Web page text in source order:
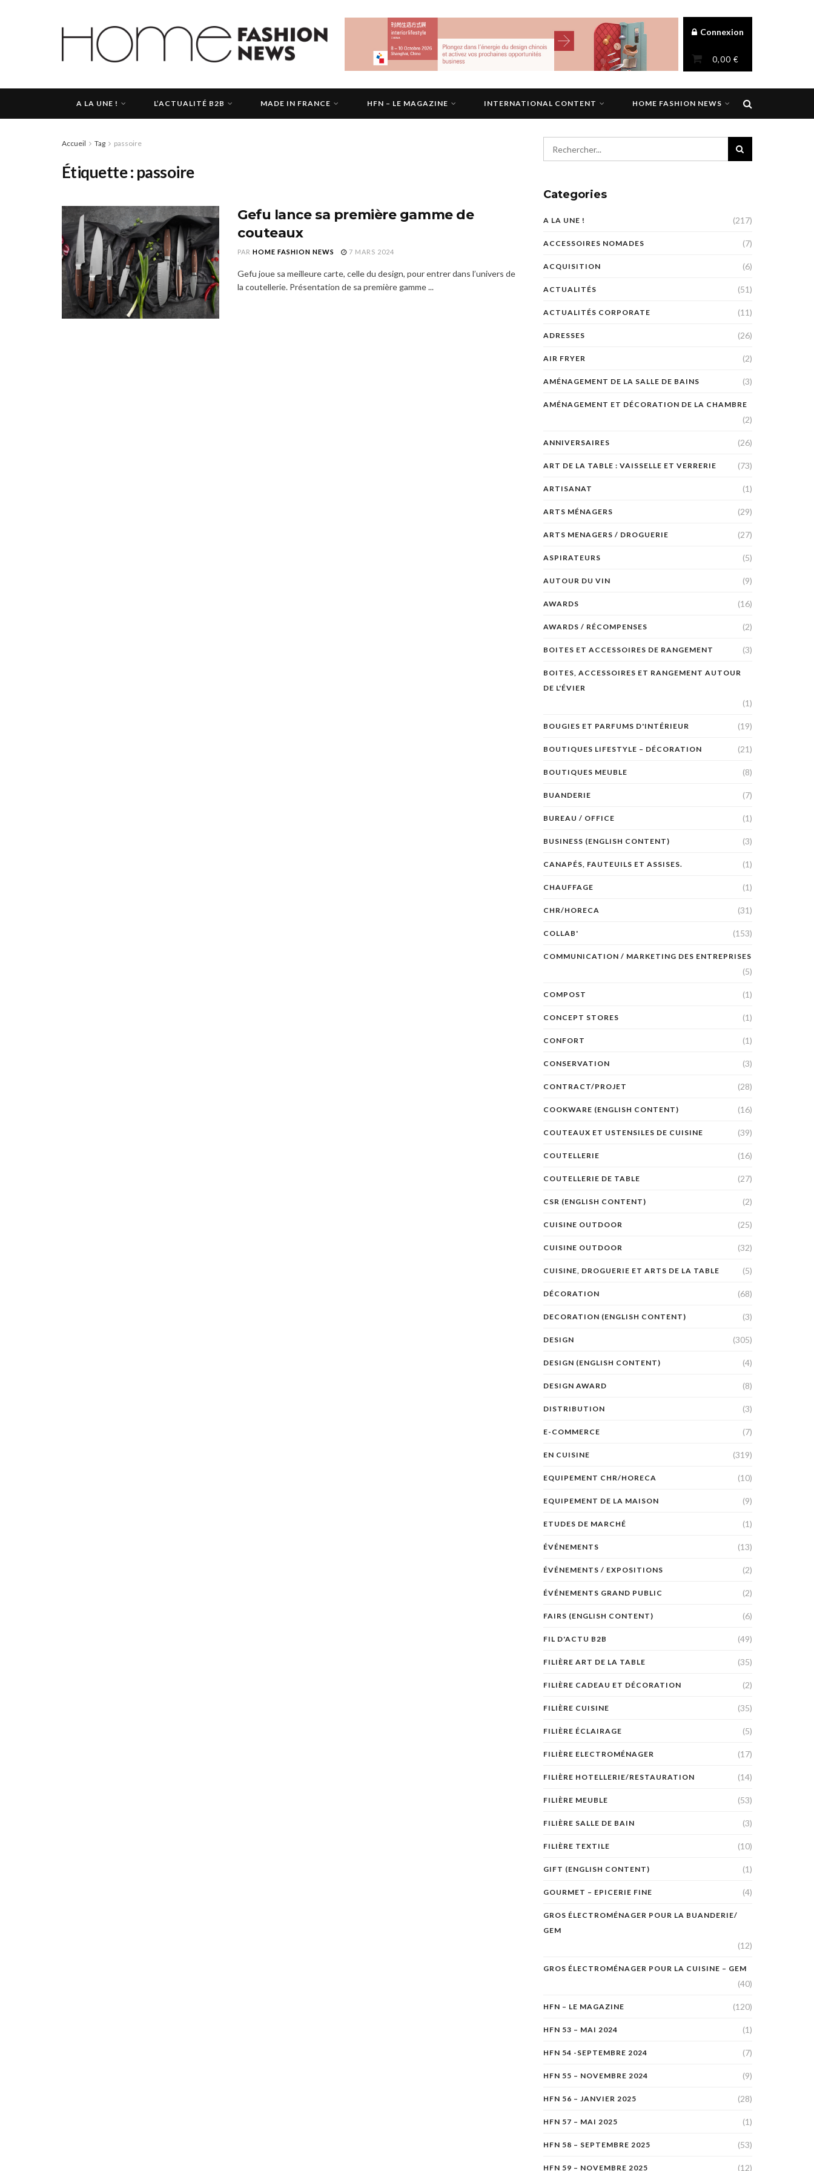
Connexion
0,00 €
A LA UNE ! L’ACTUALITÉ B2B MADE IN FRANCE HFN – LE MAGAZINE INTERNATIONAL CONTENT HOME FASHION NEWS
Accueil Tag passoire
Étiquette : passoire
Gefu lance sa première gamme de
couteaux
PAR HOME FASHION NEWS 7 MARS 2024
Gefu joue sa meilleure carte, celle du design, pour entrer dans l’univers de
la coutellerie. Présentation de sa première gamme ...
Categories
A LA UNE ! (217)
ACCESSOIRES NOMADES (7)
ACQUISITION (6)
ACTUALITÉS (51)
ACTUALITÉS CORPORATE (11)
ADRESSES (26)
AIR FRYER (2)
AMÉNAGEMENT DE LA SALLE DE BAINS (3)
AMÉNAGEMENT ET DÉCORATION DE LA CHAMBRE
(2)
ANNIVERSAIRES (26)
ART DE LA TABLE : VAISSELLE ET VERRERIE (73)
ARTISANAT (1)
ARTS MÉNAGERS (29)
ARTS MENAGERS / DROGUERIE (27)
ASPIRATEURS (5)
AUTOUR DU VIN (9)
AWARDS (16)
AWARDS / RÉCOMPENSES (2)
BOITES ET ACCESSOIRES DE RANGEMENT (3)
BOITES, ACCESSOIRES ET RANGEMENT AUTOUR
DE L'ÉVIER
(1)
BOUGIES ET PARFUMS D'INTÉRIEUR (19)
BOUTIQUES LIFESTYLE – DÉCORATION (21)
BOUTIQUES MEUBLE (8)
BUANDERIE (7)
BUREAU / OFFICE (1)
BUSINESS (ENGLISH CONTENT) (3)
CANAPÉS, FAUTEUILS ET ASSISES. (1)
CHAUFFAGE (1)
CHR/HORECA (31)
COLLAB' (153)
COMMUNICATION / MARKETING DES ENTREPRISES
(5)
COMPOST (1)
CONCEPT STORES (1)
CONFORT (1)
CONSERVATION (3)
CONTRACT/PROJET (28)
COOKWARE (ENGLISH CONTENT) (16)
COUTEAUX ET USTENSILES DE CUISINE (39)
COUTELLERIE (16)
COUTELLERIE DE TABLE (27)
CSR (ENGLISH CONTENT) (2)
CUISINE OUTDOOR (25)
CUISINE OUTDOOR (32)
CUISINE, DROGUERIE ET ARTS DE LA TABLE (5)
DÉCORATION (68)
DECORATION (ENGLISH CONTENT) (3)
DESIGN (305)
DESIGN (ENGLISH CONTENT) (4)
DESIGN AWARD (8)
DISTRIBUTION (3)
E-COMMERCE (7)
EN CUISINE (319)
EQUIPEMENT CHR/HORECA (10)
EQUIPEMENT DE LA MAISON (9)
ETUDES DE MARCHÉ (1)
ÉVÉNEMENTS (13)
ÉVÉNEMENTS / EXPOSITIONS (2)
ÉVÉNEMENTS GRAND PUBLIC (2)
FAIRS (ENGLISH CONTENT) (6)
FIL D'ACTU B2B (49)
FILIÈRE ART DE LA TABLE (35)
FILIÈRE CADEAU ET DÉCORATION (2)
FILIÈRE CUISINE (35)
FILIÈRE ÉCLAIRAGE (5)
FILIÈRE ELECTROMÉNAGER (17)
FILIÈRE HOTELLERIE/RESTAURATION (14)
FILIÈRE MEUBLE (53)
FILIÈRE SALLE DE BAIN (3)
FILIÈRE TEXTILE (10)
GIFT (ENGLISH CONTENT) (1)
GOURMET – EPICERIE FINE (4)
GROS ÉLECTROMÉNAGER POUR LA BUANDERIE/
GEM
(12)
GROS ÉLECTROMÉNAGER POUR LA CUISINE – GEM
(40)
HFN – LE MAGAZINE (120)
HFN 53 – MAI 2024 (1)
HFN 54 -SEPTEMBRE 2024 (7)
HFN 55 – NOVEMBRE 2024 (9)
HFN 56 – JANVIER 2025 (28)
HFN 57 – MAI 2025 (1)
HFN 58 – SEPTEMBRE 2025 (53)
HFN 59 – NOVEMBRE 2025 (12)